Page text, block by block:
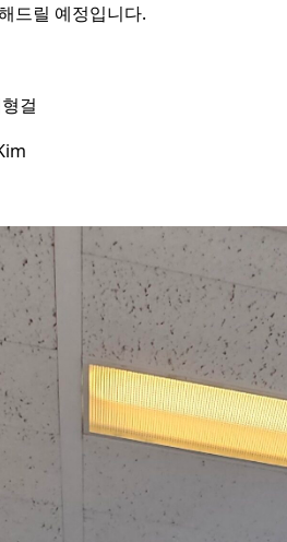
드릴 예정입니다.
걸